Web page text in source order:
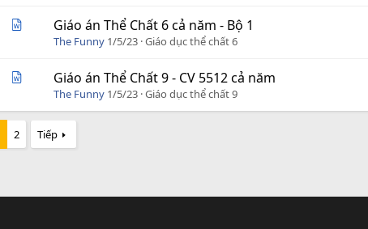
Giáo án Thể Chất 6 cả năm - Bộ 1
The Funny 1/5/23 Giáo dục thể chất 6
Giáo án Thể Chất 9 - CV 5512 cả năm
The Funny 1/5/23 Giáo dục thể chất 9
2 Tiếp